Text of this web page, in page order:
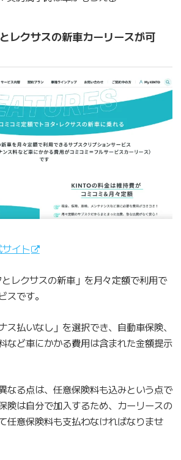
レクサスの新車カーリースが可
イト
レクサスの新車」を月々定額で利用で
スです。
ス払いなし」を選択でき、自動車保険、
など車にかかる費用は含まれた金額提示
なる点は、任意保険料も込みという点で
険は自分で加入するため、カーリースの
任意保険料も支払わなければなりませ